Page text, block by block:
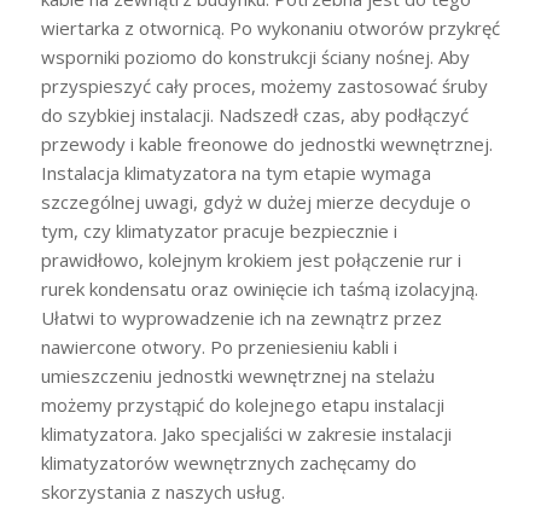
wiertarka z otwornicą. Po wykonaniu otworów przykręć
wsporniki poziomo do konstrukcji ściany nośnej. Aby
przyspieszyć cały proces, możemy zastosować śruby
do szybkiej instalacji. Nadszedł czas, aby podłączyć
przewody i kable freonowe do jednostki wewnętrznej.
Instalacja klimatyzatora na tym etapie wymaga
szczególnej uwagi, gdyż w dużej mierze decyduje o
tym, czy klimatyzator pracuje bezpiecznie i
prawidłowo, kolejnym krokiem jest połączenie rur i
rurek kondensatu oraz owinięcie ich taśmą izolacyjną.
Ułatwi to wyprowadzenie ich na zewnątrz przez
nawiercone otwory. Po przeniesieniu kabli i
umieszczeniu jednostki wewnętrznej na stelażu
możemy przystąpić do kolejnego etapu instalacji
klimatyzatora. Jako specjaliści w zakresie instalacji
klimatyzatorów wewnętrznych zachęcamy do
skorzystania z naszych usług.